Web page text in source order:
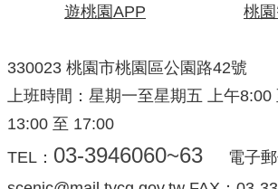
遊桃園APP 桃
330023 桃園市桃園區公園路42號
上班時間：星期一至星期五 上午
13:00 至 17:00
TEL： 03-3946060~63
電子郵